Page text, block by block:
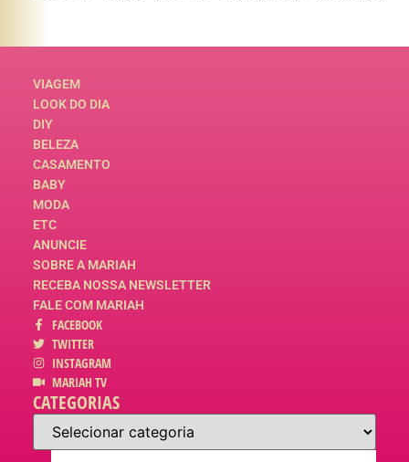
VIAGEM
LOOK DO DIA
DIY
BELEZA
CASAMENTO
BABY
MODA
ETC
ANUNCIE
SOBRE A MARIAH
RECEBA NOSSA NEWSLETTER
FALE COM MARIAH
FACEBOOK
TWITTER
INSTAGRAM
MARIAH TV
CATEGORIAS